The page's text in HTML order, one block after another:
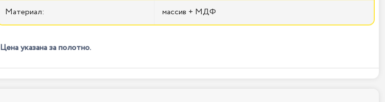
Материал: массив + МДФ
Цена указана за полотно.